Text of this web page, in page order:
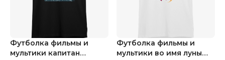
Футболка фильмы и
мультики капитан
Футболка фильмы и
мультики во имя луны